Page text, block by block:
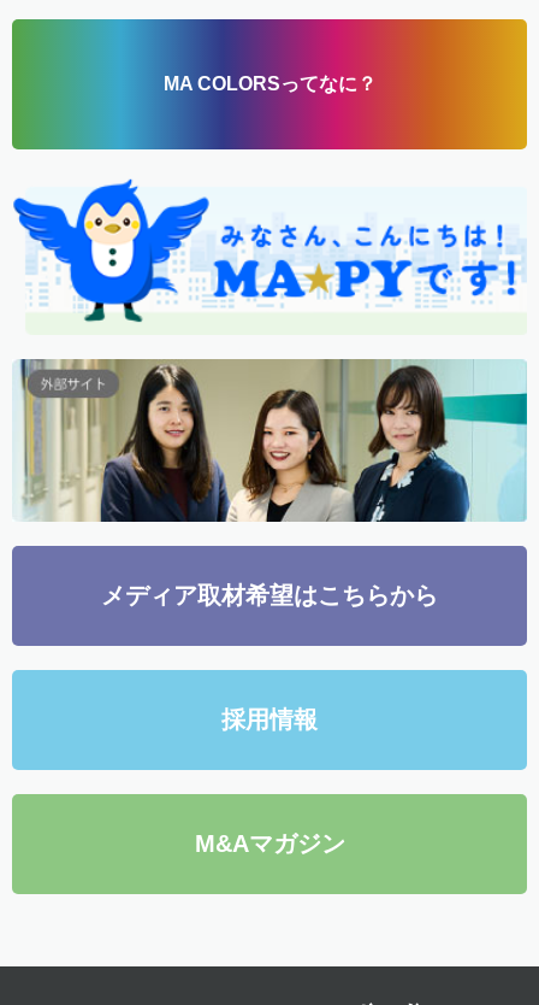
MA COLORSってなに？
メディア取材希望はこちらから
採用情報
M&Aマガジン